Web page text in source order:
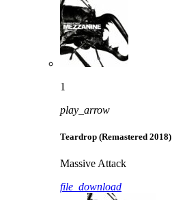
1
play_arrow
Teardrop (Remastered 2018)
Massive Attack
file_download